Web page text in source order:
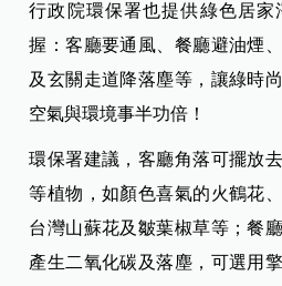
行政院環保署也提供綠色居
握：客廳要通風、餐廳避油煙
及玄關走道降落塵等，讓綠時
空氣與環境事半功倍！
環保署建議，客廳角落可擺放
等植物，如顏色喜氣的火鶴花
台灣山蘇花及皺葉椒草等；餐
產生二氧化碳及落塵，可選用